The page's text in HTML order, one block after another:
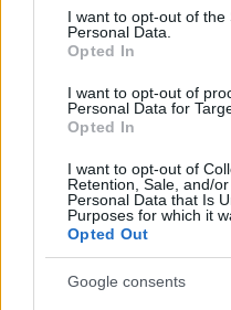
consent section.
I want to opt-out of the
Personal Data.
Opted In
I want to opt-out of
Personal Data for
Opted In
I want to opt-out of
Retention, Sale, and/
Personal Data that Is
Purposes for which it
Opted Out
Google consents
tervezni (sem plakátot),
négyoldalast, és ne kelljen
a legújabb csúcsautóról
kapnak szabad
fölkockázniuk,Filó Vera,
Borbálatörténeteiről